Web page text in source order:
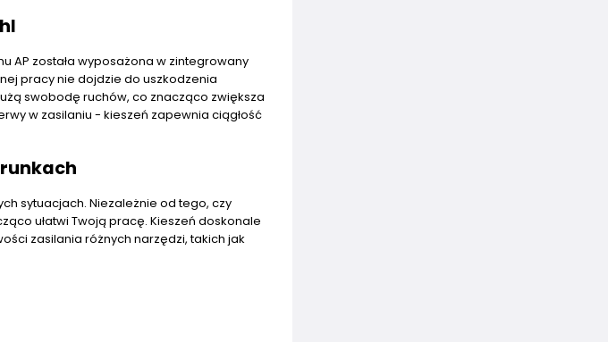
AP została wyposażona w zintegrowany
pracy nie dojdzie do uszkodzenia
swobodę ruchów, co znacząco zwiększa
w zasilaniu - kieszeń zapewnia ciągłość
sytuacjach. Niezależnie od tego, czy
ułatwi Twoją pracę. Kieszeń doskonale
zasilania różnych narzędzi, takich jak